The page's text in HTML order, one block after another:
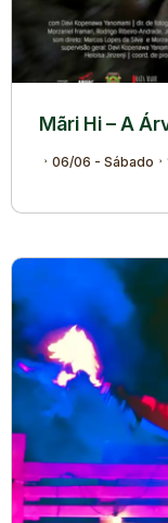
Mãri Hi – A
06/06 - Sábado